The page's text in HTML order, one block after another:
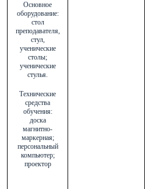
Основное
оборудование:
стол
преподавателя,
стул,
ученические
столы;
ученические
стулья.
Технические
средства
обучения:
доска
магнитно-
маркерная;
персональный
компьютер;
проектор